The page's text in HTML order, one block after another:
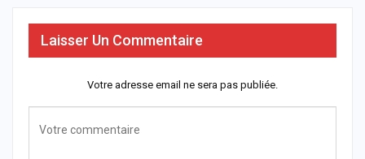
Laisser Un Commentaire
Votre adresse email ne sera pas publiée.